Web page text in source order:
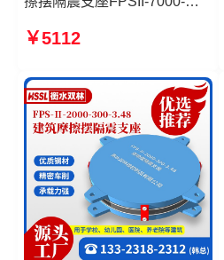
FPSII-1000-400-4.11源头工
￥5112